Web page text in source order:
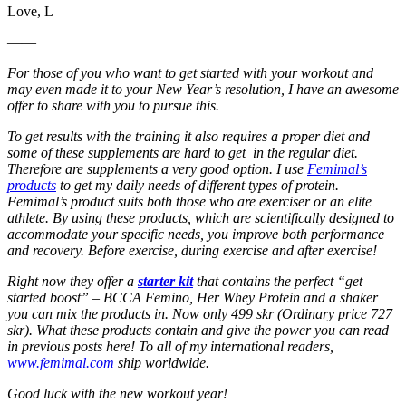
Love, L
——
For those of you who want to get started with your workout and
may even made it to your New Year’s resolution, I have an awesome
offer to share with you to pursue this.
To get results with the training it also requires a proper diet and
some of these supplements are hard to get in the regular diet.
Therefore are supplements a very good option. I use Femimal’s
products to get my daily needs of different types of protein.
Femimal’s product suits both those who are exerciser or an elite
athlete. By using these products, which are scientifically designed to
accommodate your specific needs, you improve both performance
and recovery. Before exercise, during exercise and after exercise!
Right now they offer a starter kitthat contains the perfect “get
started boost” – BCCA Femino, Her Whey Protein and a shaker
you can mix the products in. Now only 499 skr (Ordinary price 727
skr). What these products contain and give the power you can read
in previous posts here! To all of my international readers,
www.femimal.com ship worldwide.
Good luck with the new workout year!